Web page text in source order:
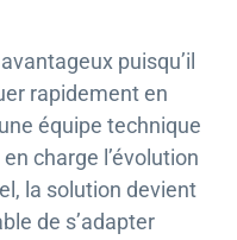
puisqu’il
rapidement en
équipe technique
charge l’évolution
la solution devient
de s’adapter